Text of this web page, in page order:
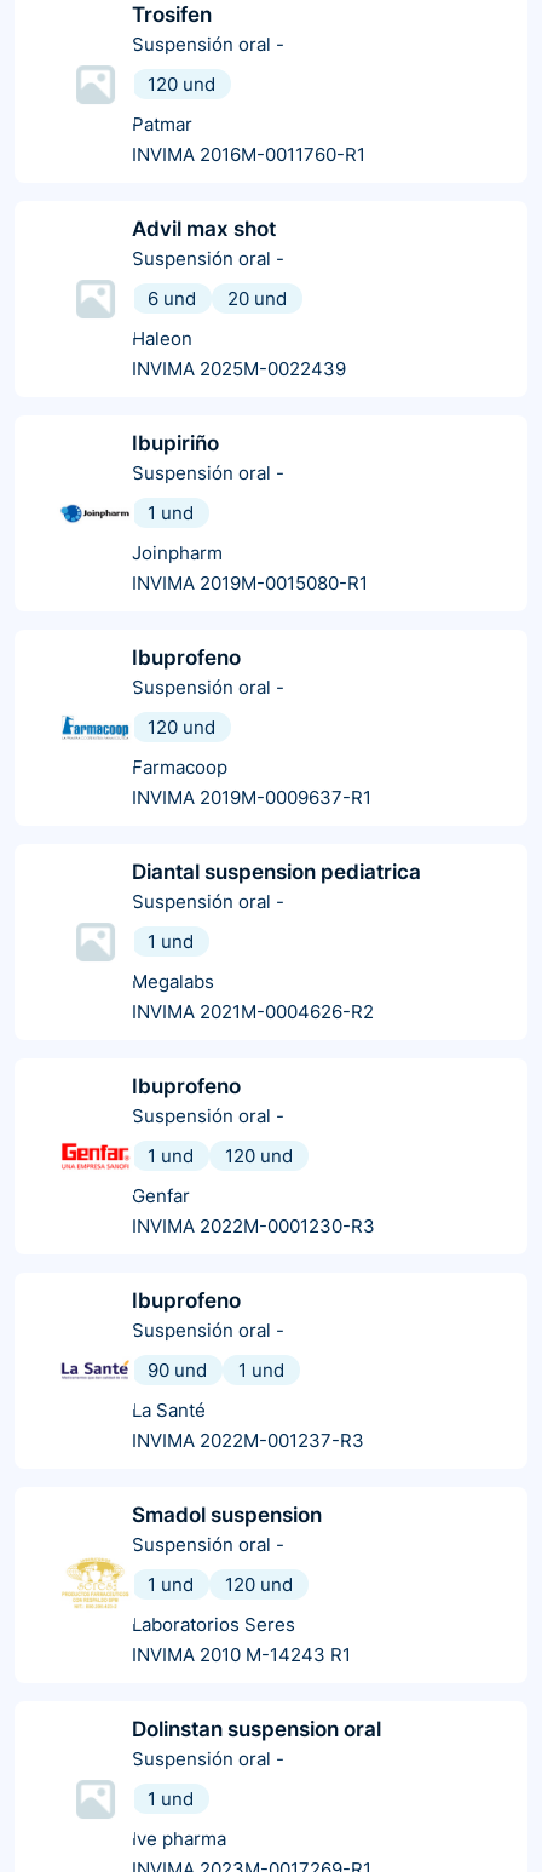
Trosifen
Suspensión oral -
120 und
Patmar
INVIMA 2016M-0011760-R1
Advil max shot
Suspensión oral -
6 und
20 und
Haleon
INVIMA 2025M-0022439
Ibupiriño
Suspensión oral -
1 und
Joinpharm
INVIMA 2019M-0015080-R1
Ibuprofeno
Suspensión oral -
120 und
Farmacoop
INVIMA 2019M-0009637-R1
Diantal suspension pediatrica
Suspensión oral -
1 und
Megalabs
INVIMA 2021M-0004626-R2
Ibuprofeno
Suspensión oral -
1 und
120 und
Genfar
INVIMA 2022M-0001230-R3
Ibuprofeno
Suspensión oral -
90 und
1 und
La Santé
INVIMA 2022M-001237-R3
Smadol suspension
Suspensión oral -
1 und
120 und
Laboratorios Seres
INVIMA 2010 M-14243 R1
Dolinstan suspension oral
Suspensión oral -
1 und
Ive pharma